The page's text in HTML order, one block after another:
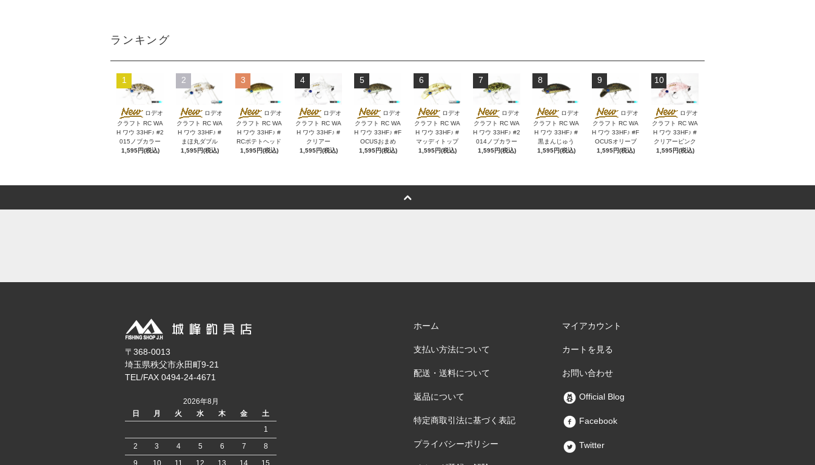
ランキング
1
ロデオ
クラフト RC WA
H ワウ 33HF♪ #2
015ノブカラー
1,595円(税込)
2
ロデオ
クラフト RC WA
H ワウ 33HF♪ #
まほ丸ダブル
1,595円(税込)
3
ロデオ
クラフト RC WA
H ワウ 33HF♪ #
RCポテトヘッド
1,595円(税込)
4
ロデオ
クラフト RC WA
H ワウ 33HF♪ #
クリアー
1,595円(税込)
5
ロデオ
クラフト RC WA
H ワウ 33HF♪ #F
OCUSおまめ
1,595円(税込)
6
ロデオ
クラフト RC WA
H ワウ 33HF♪ #
マッディトップ
1,595円(税込)
7
ロデオ
クラフト RC WA
H ワウ 33HF♪ #2
014ノブカラー
1,595円(税込)
8
ロデオ
クラフト RC WA
H ワウ 33HF♪ #
黒まんじゅう
1,595円(税込)
9
ロデオ
クラフト RC WA
H ワウ 33HF♪ #F
OCUSオリーブ
1,595円(税込)
10
ロデオ
クラフト RC WA
H ワウ 33HF♪ #
クリアーピンク
1,595円(税込)
〒368-0013
埼玉県秩父市永田町9-21
TEL/FAX 0494-24-4671
2026年8月
日
月 火 水 木 金
土
1
2
3 4 5 6 7
8
9
10 11 12 13 14 15
ホーム
支払い方法について
配送・送料について
返品について
特定商取引法に基づく表記
プライバシーポリシー
マイアカウント
カートを見る
お問い合わせ
Official Blog
Facebook
Twitter